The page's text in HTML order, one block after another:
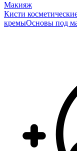
Макияж
Кисти
кремыОсновы под